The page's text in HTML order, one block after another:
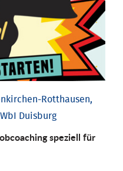
Rotthausen,
Duisburg
speziell für